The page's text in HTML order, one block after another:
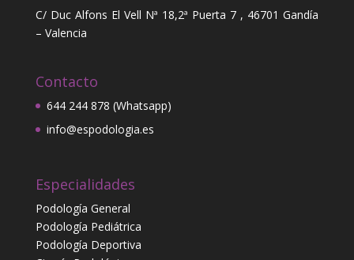
C/ Duc Alfons El Vell Nª 18,2ª Puerta 7 , 46701 Gandía
– Valencia
Contacto
644 244 878 (Whatsapp)
info@espodologia.es
Especialidades
Podología General
Podología Pediátrica
Podología Deportiva